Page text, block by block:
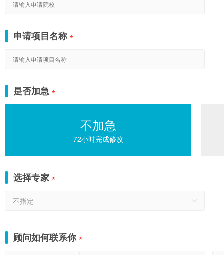
申请项目名称*
是否加急*
不加急
72小时完成修改
选择专家*
不指定
顾问如何联系你*